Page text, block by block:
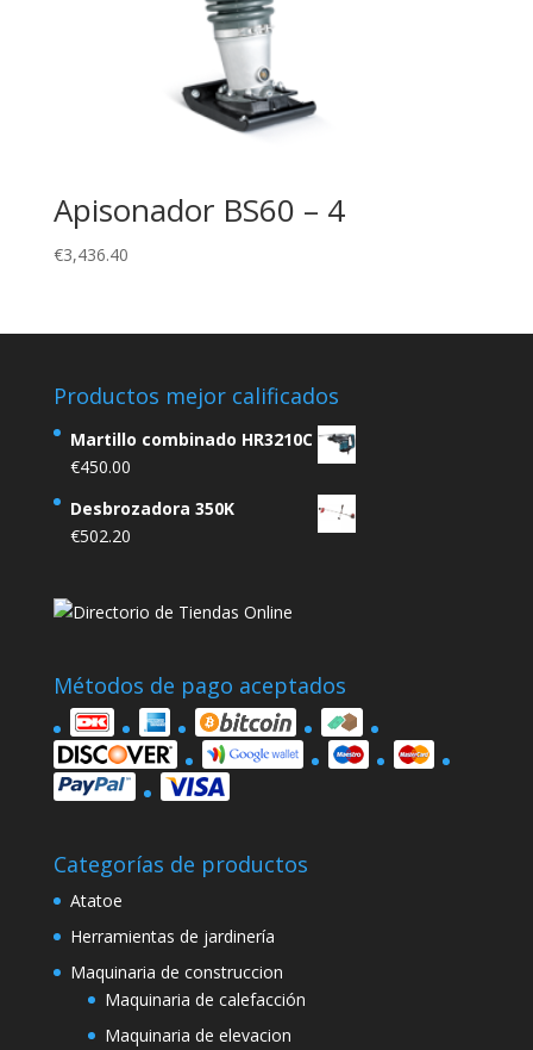
Apisonador BS60 – 4
€3,436.40
Productos mejor calificados
Martillo combinado HR3210C
€450.00
Desbrozadora 350K
€502.20
Métodos de pago aceptados
Categorías de productos
Atatoe
Herramientas de jardinería
Maquinaria de construccion
Maquinaria de calefacción
Maquinaria de elevacion